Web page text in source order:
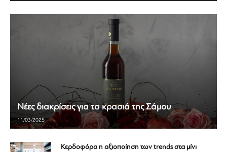
Νέες διακρίσεις για τα κρασιά της Σάμου
11/03/2025
Κερδοφόρα η αξιοποίηση των trends στα μίνι